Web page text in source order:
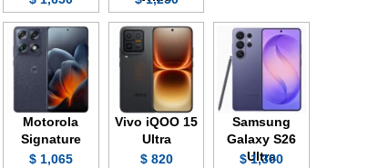
Samsung
Galaxy S26
Ultra
1,300 $
Vivo iQOO 15
Ultra
820 $
Motorola
Signature
1,065 $